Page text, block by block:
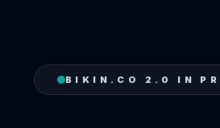
BIKIN.CO 2.0 IN